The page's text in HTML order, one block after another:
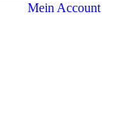
Mein Account